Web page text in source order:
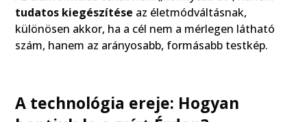
tudatos kiegészítése az életmódváltásnak,
különösen akkor, ha a cél nem a mérlegen látható
szám, hanem az arányosabb, formásabb testkép.
A technológia ereje: Hogyan